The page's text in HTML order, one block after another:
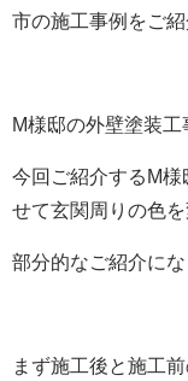
市の施工事例をご紹
M様邸の外壁塗装
今回ご紹介するM
せて玄関周りの色を
部分的なご紹介に
まず施工後と施工